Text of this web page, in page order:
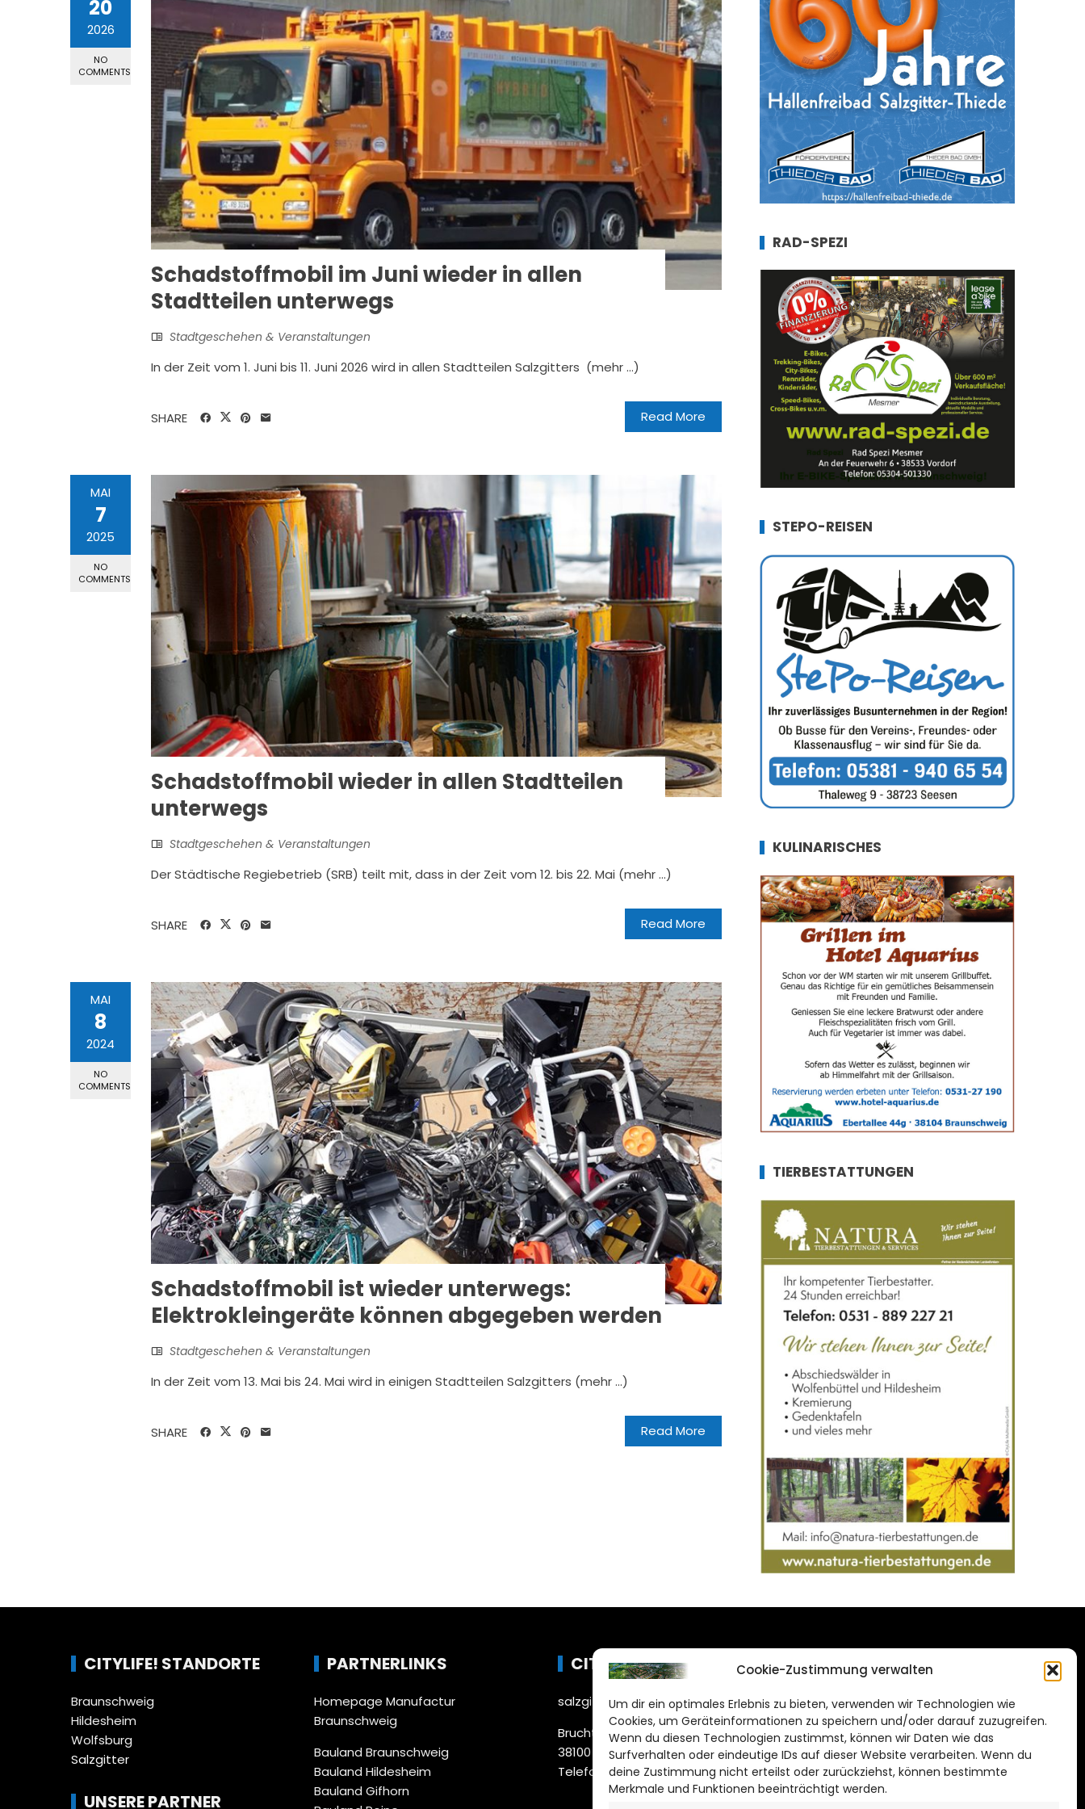
Cookie-Zustimmung verwalten
Um dir ein optimales Erlebnis zu bieten, verwenden wir Technologien wie
Cookies, um Geräteinformationen zu speichern und/oder darauf zuzugreifen.
Wenn du diesen Technologien zustimmst, können wir Daten wie das
Surfverhalten oder eindeutige IDs auf dieser Website verarbeiten. Wenn du
deine Zustimmung nicht erteilst oder zurückziehst, können bestimmte
Merkmale und Funktionen beeinträchtigt werden.
20
2026
NO
COMMENTS
Schadstoffmobil im Juni wieder in allen
Stadtteilen unterwegs
Stadtgeschehen & Veranstaltungen
In der Zeit vom 1. Juni bis 11. Juni 2026 wird in allen Stadtteilen Salzgitters (mehr …)
Read More
SHARE
MAI
7
2025
NO
COMMENTS
Schadstoffmobil wieder in allen Stadtteilen
unterwegs
Stadtgeschehen & Veranstaltungen
Der Städtische Regiebetrieb (SRB) teilt mit, dass in der Zeit vom 12. bis 22. Mai (mehr …)
Read More
SHARE
MAI
8
2024
NO
COMMENTS
Schadstoffmobil ist wieder unterwegs:
Elektrokleingeräte können abgegeben werden
Stadtgeschehen & Veranstaltungen
In der Zeit vom 13. Mai bis 24. Mai wird in einigen Stadtteilen Salzgitters (mehr …)
Read More
SHARE
RAD-SPEZI
STEPO-REISEN
KULINARISCHES
TIERBESTATTUNGEN
CITYLIFE! STANDORTE
Braunschweig
Hildesheim
Wolfsburg
Salzgitter
UNSERE PARTNER
PARTNERLINKS
Homepage Manufactur
Braunschweig
Bauland Braunschweig
Bauland Hildesheim
Bauland Gifhorn
CITYLIFE!
salzgitter@citylifemedien.de
Bruchtorwall 12
38100 Braunschweig
Telefon: 0531 387220 – 65
DAS STADTMAGAZIN
FÜR SALZGITTER
Impressum
Datenschutzerklärung
Cookie Richtlinie
CITYLIFE! BEI FACEBOOK